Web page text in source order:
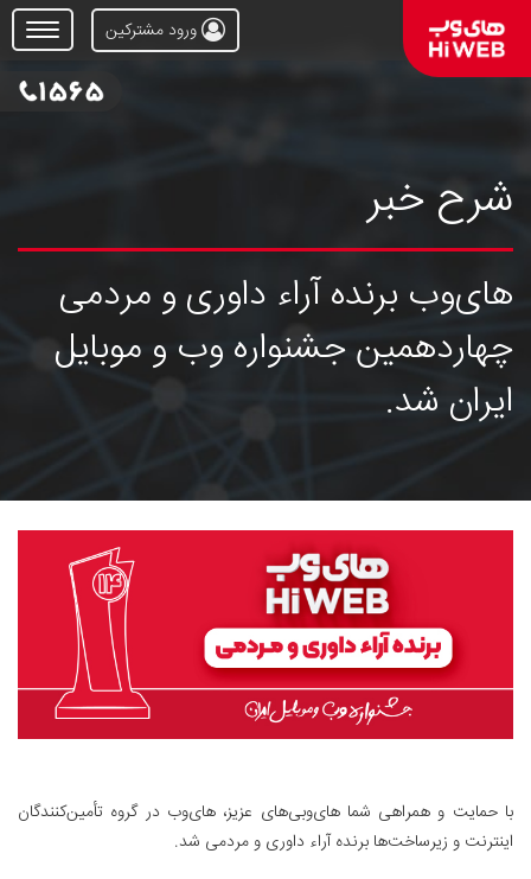
Open
Menu
ورود مشترکین
شرح خبر
های‌وب برنده آراء داوری و مردمی
چهاردهمین جشنواره وب و موبایل
ایران شد.
با حمایت و همراهی شما های‌وبی‌های عزیز، های‌وب در گروه تأمین‌کنندگان
اینترنت و زیرساخت‌ها برنده آراء داوری و مردمی شد.